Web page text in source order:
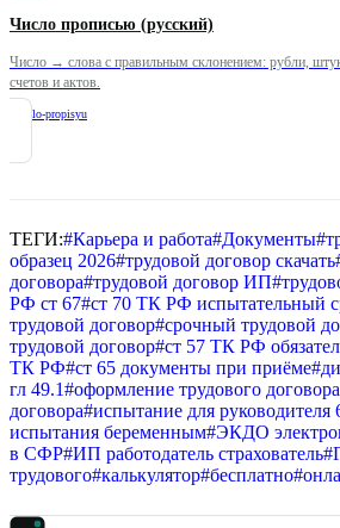
Число прописью (русский)
Число → слова с правильным склонением: рубли,
счетов и актов.
chislo-propisyu
ТЕГИ:#Карьера и работа#Документы#
образец 2026#трудовой договор скачать
договора#трудовой договор ИП#
РФ ст 67#ст 70 ТК РФ испытательный
трудовой договор#срочный трудовой
трудовой договор#ст 57 ТК РФ
ТК РФ#ст 65 документы при приёме#
гл 49.1#оформление трудового
договора#испытание для руководителя
испытания беременным#ЭКДО
в СФР#ИП работодатель страхователь#
трудового#калькулятор#бесплатно#